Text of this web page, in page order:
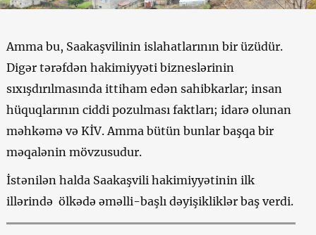
Amma bu, Saakaşvilinin islahatlarının bir üzüdür.
Digər tərəfdən hakimiyyəti bizneslərinin
sıxışdırılmasında ittiham edən sahibkarlar; insan
hüquqlarının ciddi pozulması faktları; idarə olunan
məhkəmə və KİV. Amma bütün bunlar başqa bir
məqalənin mövzusudur.
İstənilən halda Saakaşvili hakimiyyətinin ilk
illərində ölkədə əməlli-başlı dəyişikliklər baş verdi.